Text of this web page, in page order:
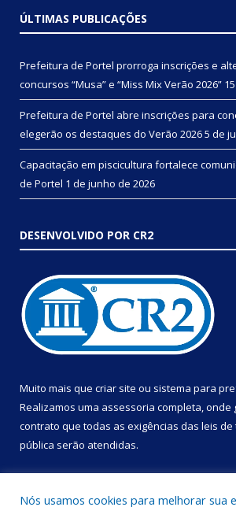
ÚLTIMAS PUBLICAÇÕES
Prefeitura de Portel prorroga inscrições e
concursos “Musa” e “Miss Mix Verão 2026”
Prefeitura de Portel abre inscrições para
elegerão os destaques do Verão 20265 de
Capacitação em piscicultura fortalece
de Portel 1 de junho de 2026
DESENVOLVIDO POR CR2
Muito mais que criar site ou sistema para
Realizamos uma assessoria completa, onde
contrato que todas as exigências das leis de
pública serão atendidas.
Nós usamos cookies para melhorar sua